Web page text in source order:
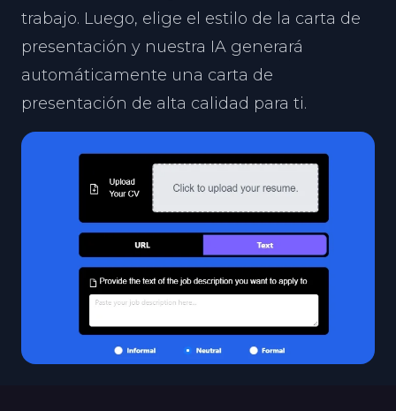
trabajo. Luego, elige el estilo de la carta de
presentación y nuestra IA generará
automáticamente una carta de
presentación de alta calidad para ti.